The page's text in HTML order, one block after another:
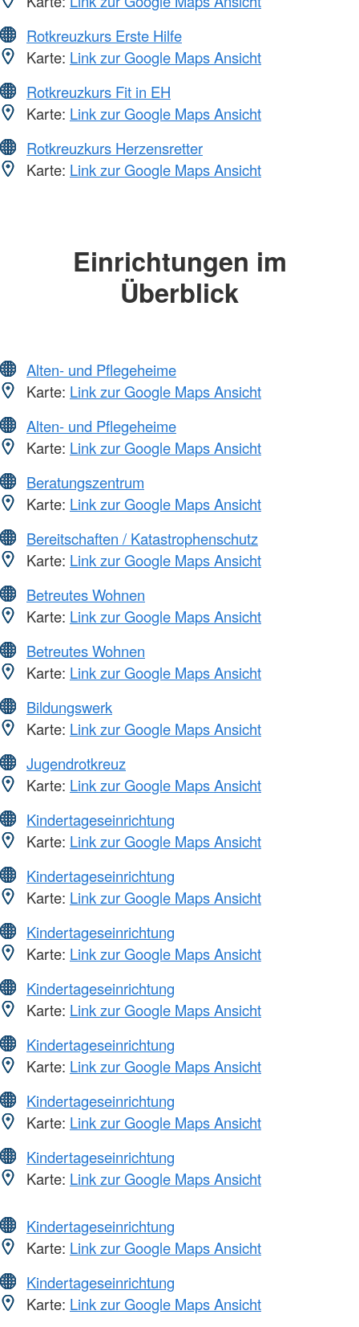
Rotkreuzkurs Erste Hilfe
Karte: Link zur Google Maps Ansicht
Rotkreuzkurs Fit in EH
Karte: Link zur Google Maps Ansicht
Rotkreuzkurs Herzensretter
Karte: Link zur Google Maps Ansicht
Einrichtungen im
Überblick
Alten- und Pflegeheime
Karte: Link zur Google Maps Ansicht
Alten- und Pflegeheime
Karte: Link zur Google Maps Ansicht
Beratungszentrum
Karte: Link zur Google Maps Ansicht
Bereitschaften / Katastrophenschutz
Karte: Link zur Google Maps Ansicht
Betreutes Wohnen
Karte: Link zur Google Maps Ansicht
Betreutes Wohnen
Karte: Link zur Google Maps Ansicht
Bildungswerk
Karte: Link zur Google Maps Ansicht
Jugendrotkreuz
Karte: Link zur Google Maps Ansicht
Kindertageseinrichtung
Karte: Link zur Google Maps Ansicht
Kindertageseinrichtung
Karte: Link zur Google Maps Ansicht
Kindertageseinrichtung
Karte: Link zur Google Maps Ansicht
Kindertageseinrichtung
Karte: Link zur Google Maps Ansicht
Kindertageseinrichtung
Karte: Link zur Google Maps Ansicht
Kindertageseinrichtung
Karte: Link zur Google Maps Ansicht
Kindertageseinrichtung
Karte: Link zur Google Maps Ansicht
Kindertageseinrichtung
Karte: Link zur Google Maps Ansicht
Kindertageseinrichtung
Karte: Link zur Google Maps Ansicht